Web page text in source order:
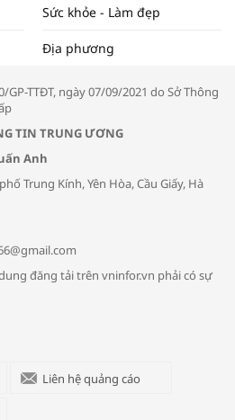
đàm “Xúc tiến thương mại: Khơi
sĩ tư vấn cách phòng tránh bệnh
hô hấp trong thời tiết giao mùa
yêu thương cho em
Sức khỏe - Làm đẹp
Địa phương
TTĐT, ngày 07/09/2021 do Sở Thông
TIN TRUNG ƯƠNG
Anh
Trung Kính, Yên Hòa, Cầu Giấy, Hà
đăng tải trên vninfor.vn phải có sự
Liên hệ quảng cáo